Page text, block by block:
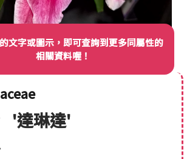
文字或圖示，即可查詢到更多同屬性的
相關資料喔！
'達琳達'